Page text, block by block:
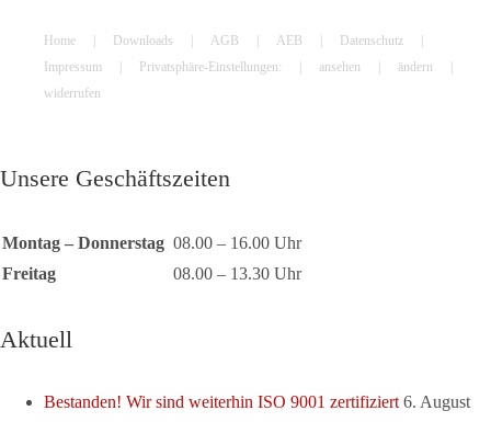
Home Downloads AGB AEB
Datenschutz
Impressum
Privatsphäre-Einstellungen: ansehen
ändern
widerrufen
Unsere Geschäftszeiten
Montag – Donnerstag 08.00 – 16.00 Uhr
Freitag
08.00 – 13.30 Uhr
Aktuell
Bestanden! Wir sind weiterhin ISO 9001 zertifiziert 6. August